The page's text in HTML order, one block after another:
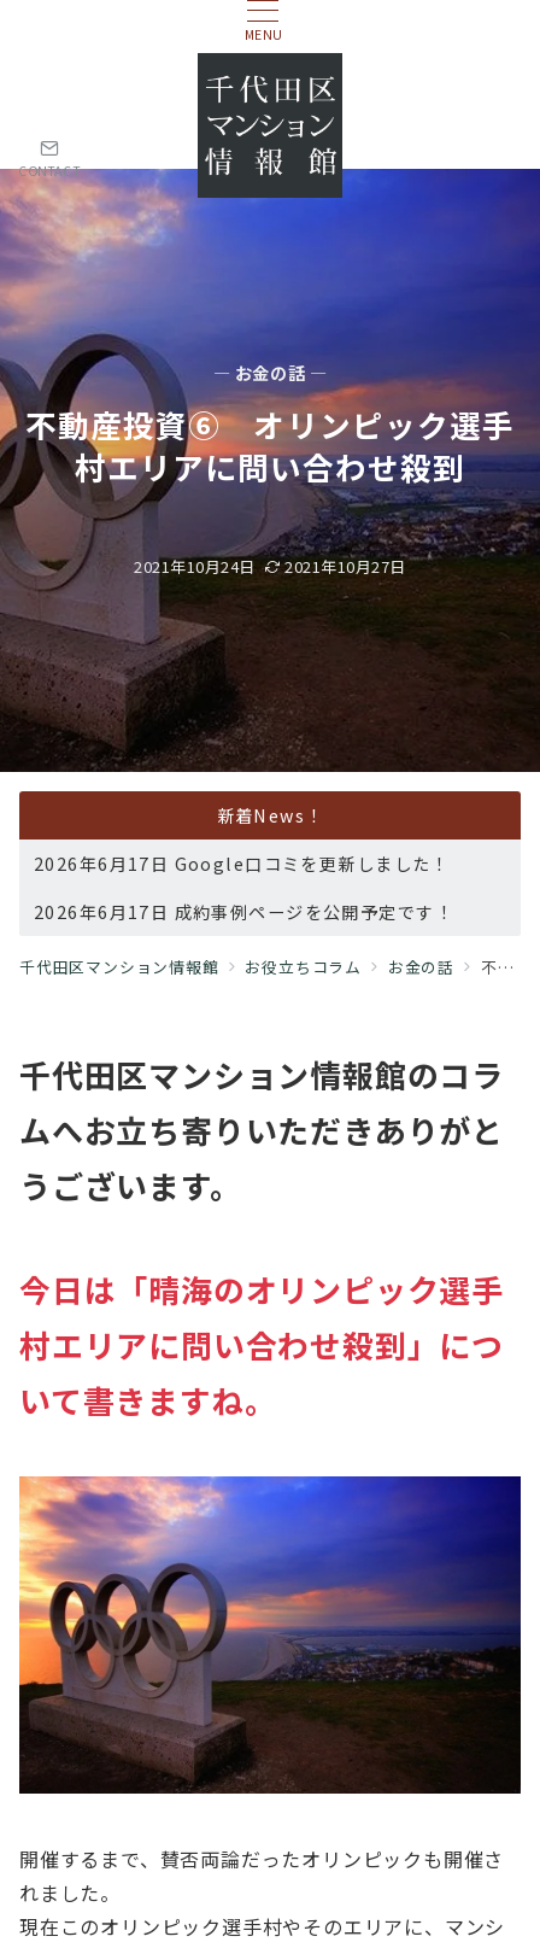
MENU
CONTACT
— お金の話 —
不動産投資⑥ オリンピック選手
村エリアに問い合わせ殺到
2021年10月24日 2021年10月27日
新着News！
2026年6月17日 Google口コミを更新しました！
2026年6月17日 成約事例ページを公開予定です！
千代田区マンション情報館 お役立ちコラム お金の話 不動産投資⑥ オリンピック選手村エリアに問い合わせ殺到
千代田区マンション情報館のコラ
ムへお立ち寄りいただきありがと
うございます。
今日は「晴海のオリンピック選手
村エリアに問い合わせ殺到」につ
いて書きますね。
開催するまで、賛否両論だったオリンピックも開催さ
れました。
現在このオリンピック選手村やそのエリアに、マンシ